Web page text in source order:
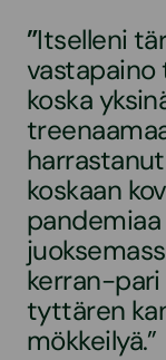
”Itselleni
vastapaino
koska
koskaan
kerran-pari
tyttären
mökkeilyä.”